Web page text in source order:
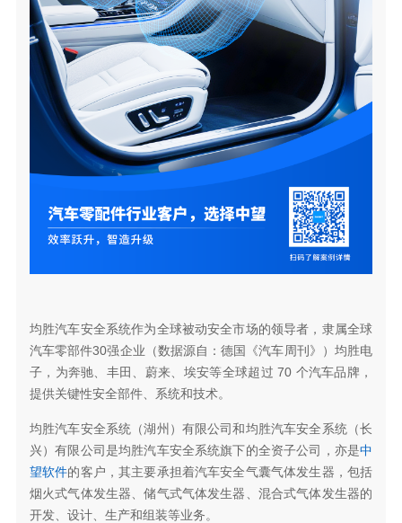
均胜汽车安全系统作为全球被动安全市场的领导者，隶属全球
汽车零部件30强企业（数据源自：德国《汽车周刊》）均胜电
子，为奔驰、丰田、蔚来、埃安等全球超过 70 个汽车品牌，
提供关键性安全部件、系统和技术。
均胜汽车安全系统（湖州）有限公司和均胜汽车安全系统（长
兴）有限公司是均胜汽车安全系统旗下的全资子公司，亦是中
望软件的客户，其主要承担着汽车安全气囊气体发生器，包括
烟火式气体发生器、储气式气体发生器、混合式气体发生器的
开发、设计、生产和组装等业务。